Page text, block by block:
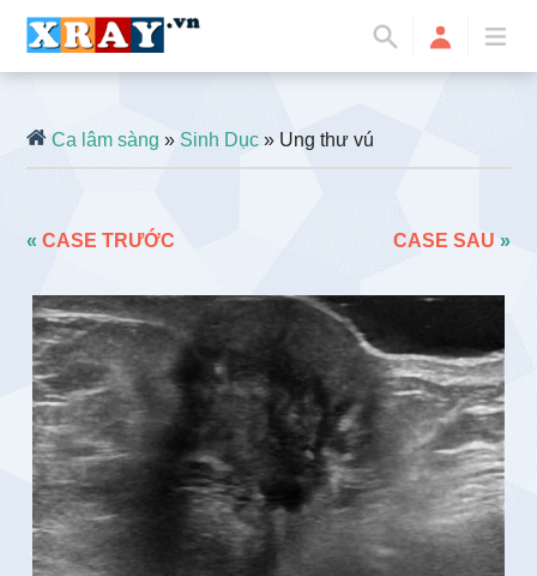
Ca lâm sàng »Sinh Dục » Ung thư vú
«CASE TRƯỚC CASE SAU »